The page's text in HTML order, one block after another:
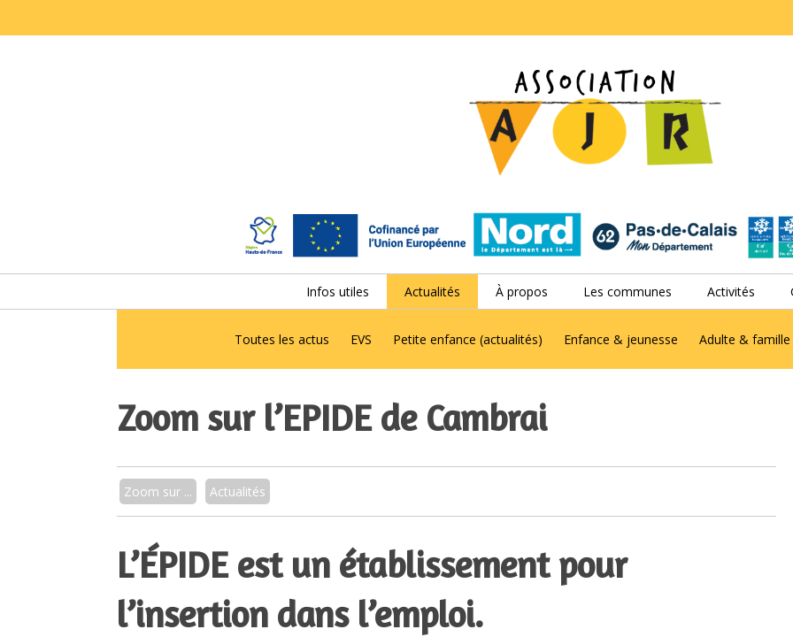
Infos utiles Actualités À propos Les communes Activités
Toutes les actus EVS Petite enfance (actualités) Enfance & jeunesse Adulte & famille
Zoom sur l’EPIDE de Cambrai
Zoom sur ... Actualités
L’ÉPIDE est un établissement pour
l’insertion dans l’emploi.